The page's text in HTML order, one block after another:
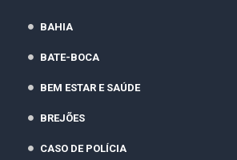
BAHIA
BATE-BOCA
BEM ESTAR E SAÚDE
BREJÕES
CASO DE POLÍCIA